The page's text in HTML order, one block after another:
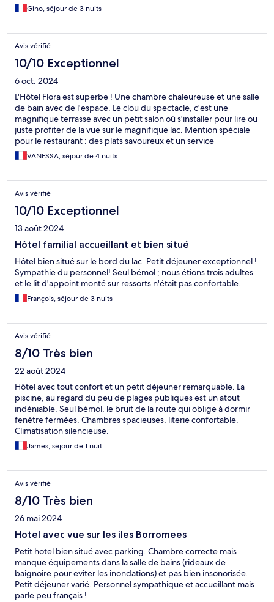
Gino, séjour de 3 nuits
Avis vérifié
10/10 Exceptionnel
6 oct. 2024
L'Hôtel Flora est superbe ! Une chambre chaleureuse et une salle
de bain avec de l'espace. Le clou du spectacle, c'est une
magnifique terrasse avec un petit salon où s'installer pour lire ou
juste profiter de la vue sur le magnifique lac. Mention spéciale
pour le restaurant : des plats savoureux et un service
attentionné. J'ai adoré mon séjour à l'hôtel Flora !
VANESSA, séjour de 4 nuits
Avis vérifié
10/10 Exceptionnel
13 août 2024
Hôtel familial accueillant et bien situé
Hôtel bien situé sur le bord du lac. Petit déjeuner exceptionnel !
Sympathie du personnel! Seul bémol ; nous étions trois adultes
et le lit d'appoint monté sur ressorts n'était pas confortable.
François, séjour de 3 nuits
Avis vérifié
8/10 Très bien
22 août 2024
Hôtel avec tout confort et un petit déjeuner remarquable. La
piscine, au regard du peu de plages publiques est un atout
indéniable. Seul bémol, le bruit de la route qui oblige à dormir
fenêtre fermées. Chambres spacieuses, literie confortable.
Climatisation silencieuse.
James, séjour de 1 nuit
Avis vérifié
8/10 Très bien
26 mai 2024
Hotel avec vue sur les iles Borromees
Petit hotel bien situé avec parking. Chambre correcte mais
manque équipements dans la salle de bains (rideaux de
baignoire pour eviter les inondations) et pas bien insonorisée.
Petit déjeuner varié. Personnel sympathique et accueillant mais
parle peu français !